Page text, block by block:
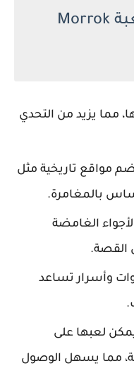
اهم إيجابيات تحميل لعبة Morrok
مما يزيد من التحدي
مواقع تاريخية مثل
بالمغامرة.
الغامضة
القصة.
وأسرار تساعد
لعبها على
مما يسهل الوصول